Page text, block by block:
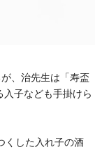
、治先生は「寿盃
子なども手掛けら
くした入れ子の酒